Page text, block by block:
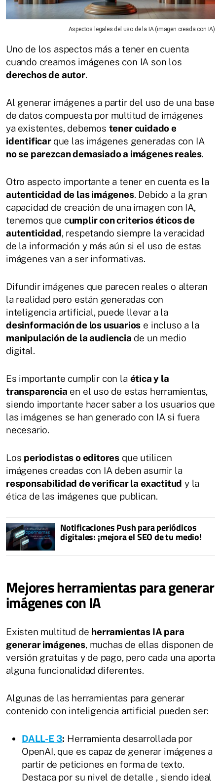
Aspectos legales del uso de la IA (imagen creada con IA)
Uno de los aspectos más a tener en cuenta
cuando creamos imágenes con IA son los
derechos de autor.
Al generar imágenes a partir del uso de una base
de datos compuesta por multitud de imágenes
ya existentes, debemos tener cuidado e
identificar que las imágenes generadas con IA
no se parezcan demasiado a imágenes reales.
Otro aspecto importante a tener en cuenta es la
autenticidad de las imágenes. Debido a la gran
capacidad de creación de una imagen con IA,
tenemos que cumplir con criterios éticos de
autenticidad, respetando siempre la veracidad
de la información y más aún si el uso de estas
imágenes van a ser informativas.
Difundir imágenes que parecen reales o alteran
la realidad pero están generadas con
inteligencia artificial, puede llevar a la
desinformación de los usuarios e incluso a la
manipulación de la audiencia de un medio
digital.
Es importante cumplir con la ética y la
transparencia en el uso de estas herramientas,
siendo importante hacer saber a los usuarios que
las imágenes se han generado con IA si fuera
necesario.
Los periodistas o editores que utilicen
imágenes creadas con IA deben asumir la
responsabilidad de verificar la exactitud y la
ética de las imágenes que publican.
Notificaciones Push para periódicos
digitales: ¡mejora el SEO de tu medio!
Mejores herramientas para generar
imágenes con IA
Existen multitud de herramientas IA para
generar imágenes, muchas de ellas disponen de
versión gratuitas y de pago, pero cada una aporta
alguna funcionalidad diferentes.
Algunas de las herramientas para generar
contenido con inteligencia artificial pueden ser:
DALL-E 3: Herramienta desarrollada por
OpenAI, que es capaz de generar imágenes a
partir de peticiones en forma de texto.
Destaca por su nivel de detalle , siendo ideal